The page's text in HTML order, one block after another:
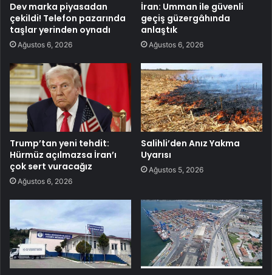
Dev marka piyasadan
çekildi! Telefon pazarında
taşlar yerinden oynadı
Ağustos 6, 2026
İran: Umman ile güvenli
geçiş güzergâhında
anlaştık
Ağustos 6, 2026
Trump’tan yeni tehdit:
Hürmüz açılmazsa İran’ı
çok sert vuracağız
Ağustos 6, 2026
Salihli’den Anız Yakma
Uyarısı
Ağustos 5, 2026